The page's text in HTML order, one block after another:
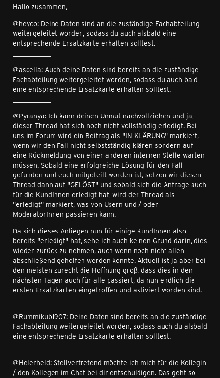
Hallo zusammen,
@heyco: Deine Daten sind an die zuständige Fachabteilung
weitergeleitet worden, sodass du auch alsbald eine
entsprechende Ersatzkarte erhalten solltest.
@ascella: Auch deine Daten sind bereits an die zuständige
Fachabteilung weitergeleitet worden, sodass du auch bald
eine entsprechende Ersatzkarte erhalten solltest.
@Pyranya: Ich kann deinen Unmut nachvollziehen und ja,
dieser Thread hat sich noch nicht vollständig erledigt. Bei
uns im Forum wird ein Beitrag als "IN KLÄRUNG" markiert,
wenn wir den Fall nicht selbstständig klären sondern auf
eine Rückmeldung von einer anderen internen Stelle warten
müssen. Sobald eine erfolgreiche Lösung für den Fall
gefunden und euch mitgeteilt worden ist, setzen wir diesen
Thread dann auf "GELÖST" und sobald sich die Anfrage auch
für die KundInnen erledigt hat, wird der Thread als
"erledigt" markiert, was von Usern und / oder
ModeratorInnen passieren kann.
Da sich dieses Anliegen nun für einige KundInnen also
bereits "erledigt" hat, sehe ich auch keinen Grund darin, dies
wieder zurück zu nehmen, auch wenn noch nicht allen
abschließend geholfen werden konnte. Aktuell ist ja aber bei
den meisten zurecht die Hoffnung groß, dass dies in den
nächsten Tagen auch für alle passiert, da nun endlich die
ersten Ersatzkarten eingetroffen und aktiviert worden sind.
@Rummikub1907: Deine Daten sind bereits an die zuständige
Fachabteilung weitergeleitet worden, sodass auch du alsbald
eine entsprechende Ersatzkarte erhalten solltest.
@Helerheld: Stellvertretend möchte ich mich für die Kollegin
/ den Kollegen im Chat bei dir entschuldigen. Das geht so